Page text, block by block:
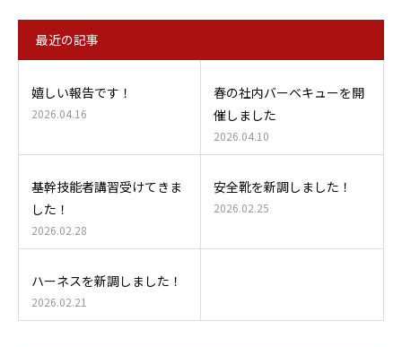
最近の記事
嬉しい報告です！
2026.04.16
春の社内バーベキューを開
催しました
2026.04.10
基幹技能者講習受けてきま
した！
2026.02.28
安全靴を新調しました！
2026.02.25
ハーネスを新調しました！
2026.02.21